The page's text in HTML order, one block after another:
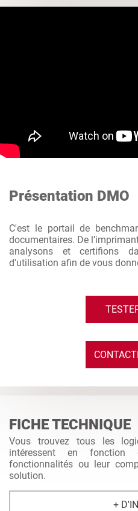
Présentation DMO
C'est le portail de
documentaires. De
analysons et certifions
d'utilisation afin de vous
FICHE TECHNIQUE
Vous trouvez tous les
intéressent en fonction
fonctionnalités ou leur
solution.
+